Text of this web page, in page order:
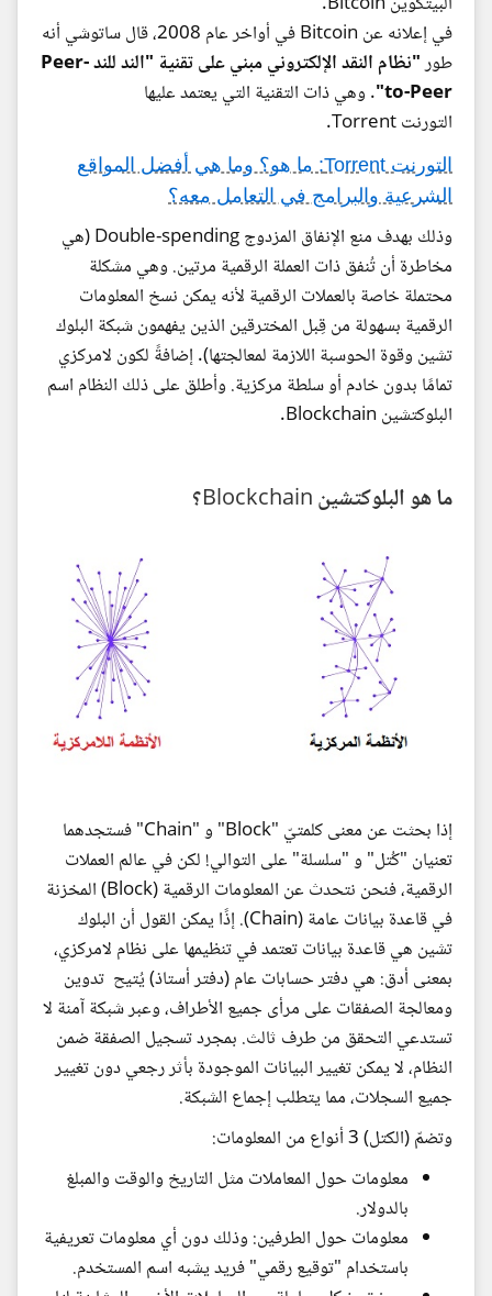
في إعلانه عن Bitcoin في أواخر عام 2008، قال ساتوشي أنه
طور
"نظام النقد الإلكتروني مبني على تقنية "الند للند Peer-
to-Peer" . وهي ذات التقنية التي يعتمد عليها
التورنت Torrent.
التورنت Torrent: ما هو؟ وما هي أفضل المواقع
الشرعية والبرامج في التعامل معه؟
وذلك بهدف منع الإنفاق المزدوج Double-spending (هي
مخاطرة أن تُنفق ذات العملة الرقمية مرتين. وهي مشكلة
محتملة خاصة بالعملات الرقمية لأنه يمكن نسخ المعلومات
الرقمية بسهولة من قِبل المخترقين الذين يفهمون شبكة البلوك
تشين وقوة الحوسبة اللازمة لمعالجتها). إضافةً لكون لامركزي
تمامًا بدون خادم أو سلطة مركزية. وأطلق على ذلك النظام اسم
البلوكتشين Blockchain.
ما هو البلوكتشين Blockchain؟
إذا بحثت عن معنى كلمتيّ "Block" و "Chain" فستجدهما
تعنيان "كُتل" و "سلسلة" على التوالي! لكن في عالم العملات
الرقمية، فنحن نتحدث عن المعلومات الرقمية (Block) المخزنة
في قاعدة بيانات عامة (Chain). إذًا يمكن القول أن البلوك
تشين هي قاعدة بيانات تعتمد في تنظيمها على نظام لامركزي،
بمعنى أدق: هي دفتر حسابات عام (دفتر أستاذ) يُتيح تدوين
ومعالجة الصفقات على مرأى جميع الأطراف، وعبر شبكة آمنة لا
تستدعي التحقق من طرف ثالث. بمجرد تسجيل الصفقة ضمن
النظام، لا يمكن تغيير البيانات الموجودة بأثر رجعي دون تغيير
جميع السجلات، مما يتطلب إجماع الشبكة.
وتضمّ (الكتل) 3 أنواع من المعلومات:
معلومات حول المعاملات مثل التاريخ والوقت والمبلغ
بالدولار.
معلومات حول الطرفين: وذلك دون أي معلومات تعريفية
باستخدام "توقيع رقمي" فريد يشبه اسم المستخدم.